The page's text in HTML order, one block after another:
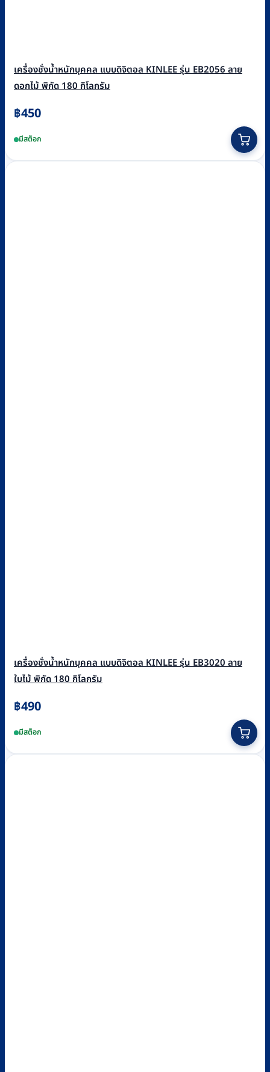
เครื่องชั่งน้ำหนักบุคคล แบบดิจิตอล KINLEE รุ่น EB2056 ลาย
ดอกไม้ พิกัด 180 กิโลกรัม
฿450
มีสต็อก
เครื่องชั่งน้ำหนักบุคคล แบบดิจิตอล KINLEE รุ่น EB3020 ลาย
ใบไม้ พิกัด 180 กิโลกรัม
฿490
มีสต็อก